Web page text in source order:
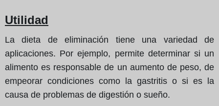
Utilidad
La dieta de eliminación tiene una variedad de
aplicaciones. Por ejemplo, permite determinar si un
alimento es responsable de un aumento de peso, de
empeorar condiciones como la gastritis o si es la
causa de problemas de digestión o sueño.